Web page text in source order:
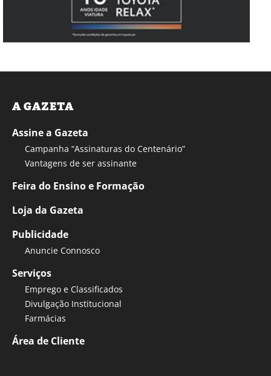
A GAZETA
Assine a Gazeta
Campanha “Assinaturas do Centenário”
Vantagens de ser assinante
Feira do Ensino e Formação
Loja da Gazeta
Publicidade
Anuncie Connosco
Serviços
Emprego e Classificados
Divulgação Institucional
Farmácias
Área de Cliente